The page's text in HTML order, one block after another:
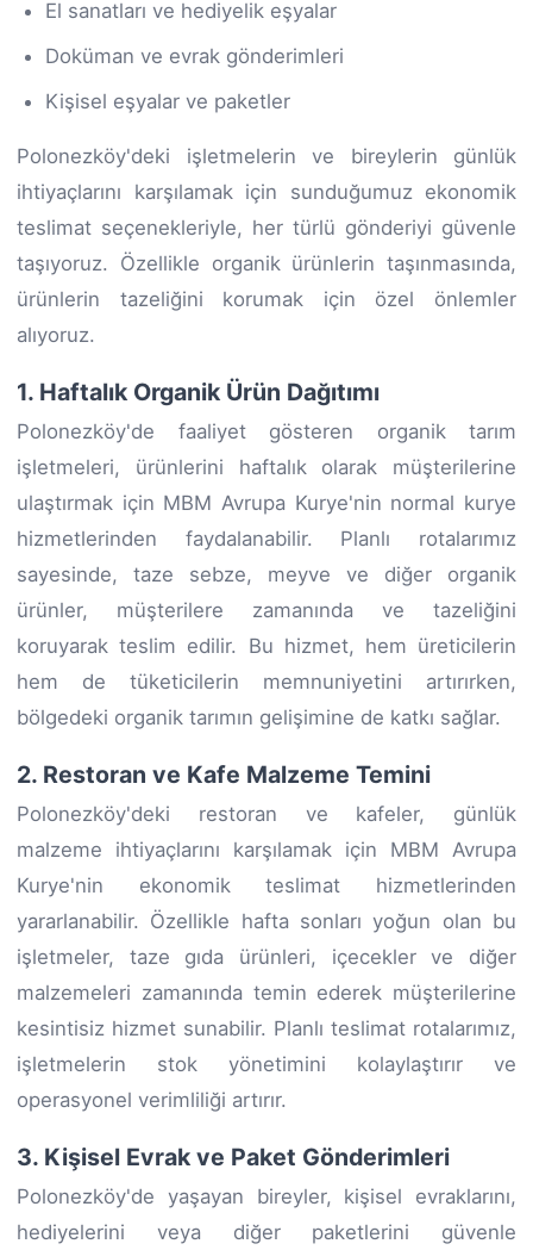
El sanatları ve hediyelik eşyalar
Doküman ve evrak gönderimleri
Kişisel eşyalar ve paketler
Polonezköy'deki işletmelerin ve bireylerin günlük
ihtiyaçlarını karşılamak için sunduğumuz ekonomik
teslimat seçenekleriyle, her türlü gönderiyi güvenle
taşıyoruz. Özellikle organik ürünlerin taşınmasında,
ürünlerin tazeliğini korumak için özel önlemler
alıyoruz.
1. Haftalık Organik Ürün Dağıtımı
Polonezköy'de faaliyet gösteren organik tarım
işletmeleri, ürünlerini haftalık olarak müşterilerine
ulaştırmak için MBM Avrupa Kurye'nin normal kurye
hizmetlerinden faydalanabilir. Planlı rotalarımız
sayesinde, taze sebze, meyve ve diğer organik
ürünler, müşterilere zamanında ve tazeliğini
koruyarak teslim edilir. Bu hizmet, hem üreticilerin
hem de tüketicilerin memnuniyetini artırırken,
bölgedeki organik tarımın gelişimine de katkı sağlar.
2. Restoran ve Kafe Malzeme Temini
Polonezköy'deki restoran ve kafeler, günlük
malzeme ihtiyaçlarını karşılamak için MBM Avrupa
Kurye'nin ekonomik teslimat hizmetlerinden
yararlanabilir. Özellikle hafta sonları yoğun olan bu
işletmeler, taze gıda ürünleri, içecekler ve diğer
malzemeleri zamanında temin ederek müşterilerine
kesintisiz hizmet sunabilir. Planlı teslimat rotalarımız,
işletmelerin stok yönetimini kolaylaştırır ve
operasyonel verimliliği artırır.
3. Kişisel Evrak ve Paket Gönderimleri
Polonezköy'de yaşayan bireyler, kişisel evraklarını,
hediyelerini veya diğer paketlerini güvenle